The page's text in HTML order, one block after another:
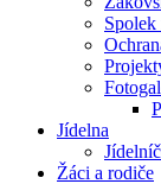
Jídelna
Žáci a rodiče